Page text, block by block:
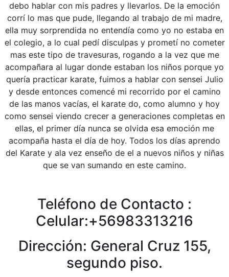
debo hablar con mis padres y llevarlos. De la emoción
corrí lo mas que pude, llegando al trabajo de mi madre,
ella muy sorprendida no entendía como yo no estaba en
el colegio, a lo cual pedí disculpas y prometí no cometer
mas este tipo de travesuras, rogando a la vez que me
acompañara al lugar donde estaban los niños porque yo
quería practicar karate, fuimos a hablar con sensei Julio
y desde entonces comencé mi recorrido por el camino
de las manos vacías, el karate do, como alumno y hoy
como sensei viendo crecer a generaciones completas en
ellas, el primer día nunca se olvida esa emoción me
acompaña hasta el día de hoy. Todos los días aprendo
del Karate y ala vez enseño de el a nuevos niños y niñas
que se van sumando en este camino.
Teléfono de Contacto :
Celular:+56983313216
Dirección: General Cruz 155,
segundo piso.